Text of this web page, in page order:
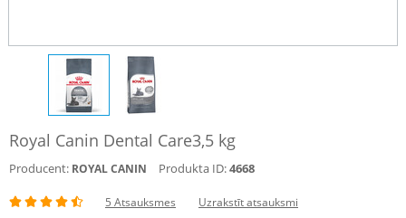
Royal Canin Dental Care3,5 kg
Producent: ROYAL CANIN Produkta ID:4668
5 Atsauksmes Uzrakstīt atsauksmi